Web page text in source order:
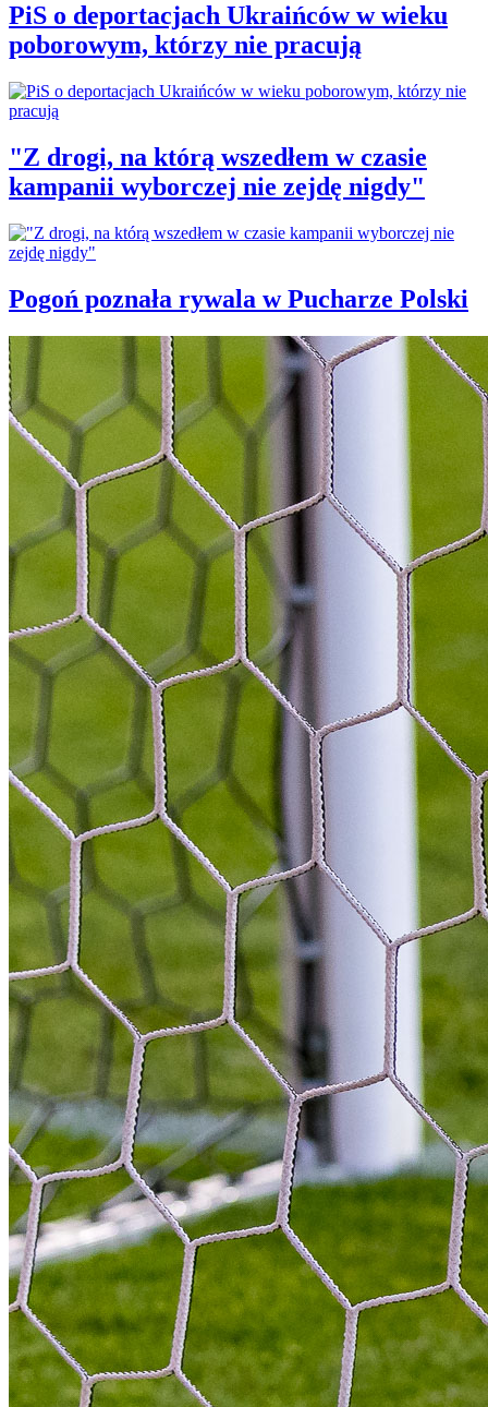
PiS o deportacjach Ukraińców w wieku
poborowym, którzy nie pracują
"Z drogi, na którą wszedłem w czasie
kampanii wyborczej nie zejdę nigdy"
Pogoń poznała rywala w Pucharze Polski